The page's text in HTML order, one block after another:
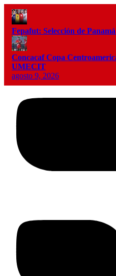
Fepafut: Selección de
Concacaf Copa
UMECIT
agosto 9, 2026